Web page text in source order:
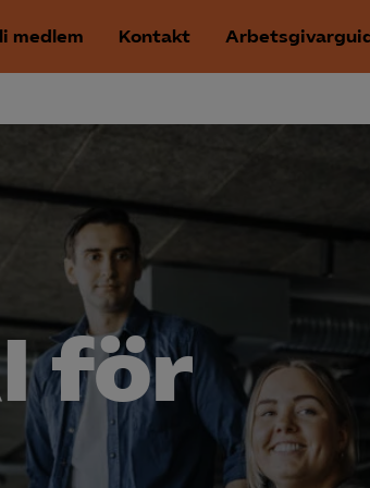
medlem Kontakt
för